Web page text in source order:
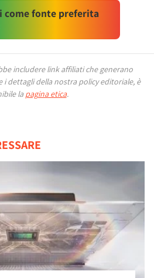
come fonte preferita
includere link affiliati che generano
i dettagli della nostra policy editoriale, è
la pagina etica.